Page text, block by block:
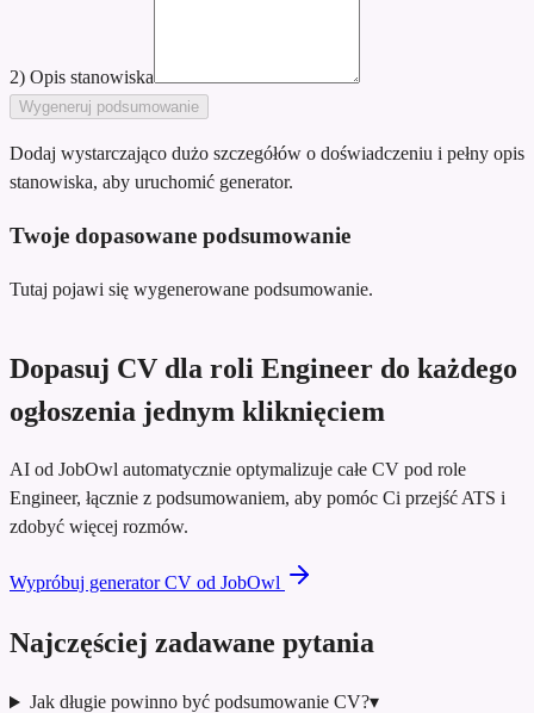
2) Opis stanowiska
Wygeneruj podsumowanie
Dodaj wystarczająco dużo szczegółów o doświadczeniu i pełny opis
stanowiska, aby uruchomić generator.
Twoje dopasowane podsumowanie
Tutaj pojawi się wygenerowane podsumowanie.
Dopasuj CV dla roli Engineer do każdego
ogłoszenia jednym kliknięciem
AI od JobOwl automatycznie optymalizuje całe CV pod role
Engineer, łącznie z podsumowaniem, aby pomóc Ci przejść ATS i
zdobyć więcej rozmów.
Wypróbuj generator CV od JobOwl
Najczęściej zadawane pytania
Jak długie powinno być podsumowanie CV?▾